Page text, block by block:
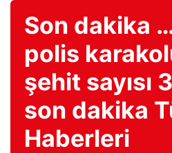
Son dakika
polis
şehit sayısı
son dakika
Haberleri